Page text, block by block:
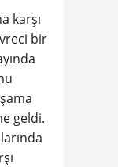
karşı
bir
geldi.